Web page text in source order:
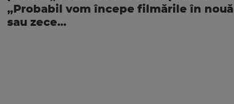
„Probabil vom începe filmările în nouă
sau zece...